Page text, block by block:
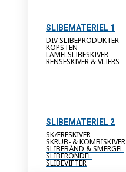
SLIBEMATERIEL 1
DIV SLIBEPRODUKTER
KOPSTEN
LAMELSLIBESKIVER
RENSESKIVER & VLIERS
SLIBEMATERIEL 2
SKÆRESKIVER
SKRUB- & KOMBISKIVER
SLIBEBÅND & SMERGEL
SLIBERONDEL
SLIBEVIFTER